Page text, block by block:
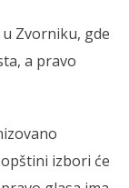
Zvorniku, gde
a pravo
izbori će